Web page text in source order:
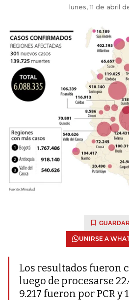
lunes, 11 de abril
UNIRSE A
Los resultados fueron
luego de procesarse
9.217 fueron por PCR y